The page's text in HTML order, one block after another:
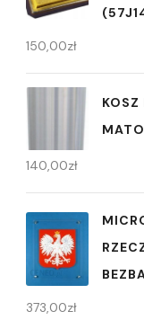
150,00zł
KOSZ
140,00zł
373,00zł